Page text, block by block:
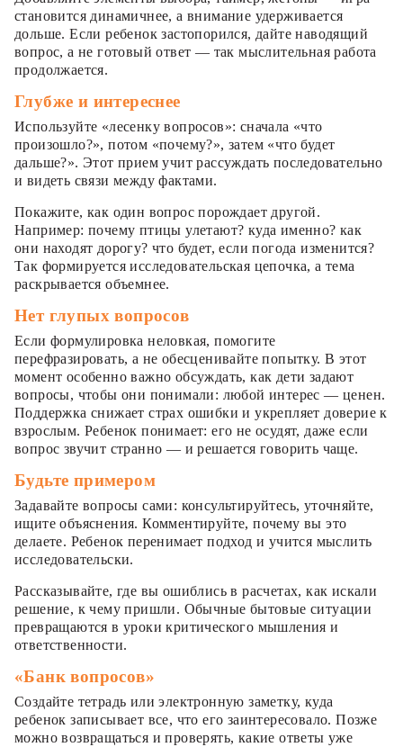
становится динамичнее, а внимание удерживается
дольше. Если ребенок застопорился, дайте наводящий
вопрос, а не готовый ответ — так мыслительная работа
продолжается.
Глубже и интереснее
Используйте «лесенку вопросов»: сначала «что
произошло?», потом «почему?», затем «что будет
дальше?». Этот прием учит рассуждать последовательно
и видеть связи между фактами.
Покажите, как один вопрос порождает другой.
Например: почему птицы улетают? куда именно? как
они находят дорогу? что будет, если погода изменится?
Так формируется исследовательская цепочка, а тема
раскрывается объемнее.
Нет глупых вопросов
Если формулировка неловкая, помогите
перефразировать, а не обесценивайте попытку. В этот
момент особенно важно обсуждать, как дети задают
вопросы, чтобы они понимали: любой интерес — ценен.
Поддержка снижает страх ошибки и укрепляет доверие к
взрослым. Ребенок понимает: его не осудят, даже если
вопрос звучит странно — и решается говорить чаще.
Будьте примером
Задавайте вопросы сами: консультируйтесь, уточняйте,
ищите объяснения. Комментируйте, почему вы это
делаете. Ребенок перенимает подход и учится мыслить
исследовательски.
Рассказывайте, где вы ошиблись в расчетах, как искали
решение, к чему пришли. Обычные бытовые ситуации
превращаются в уроки критического мышления и
ответственности.
«Банк вопросов»
Создайте тетрадь или электронную заметку, куда
ребенок записывает все, что его заинтересовало. Позже
можно возвращаться и проверять, какие ответы уже